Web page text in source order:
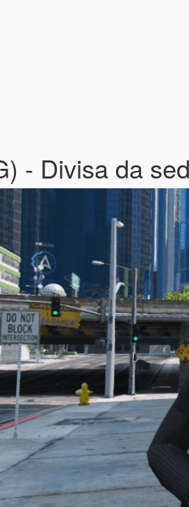
- Divisa da